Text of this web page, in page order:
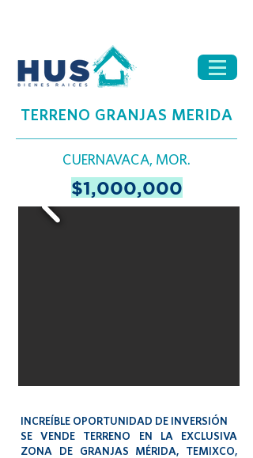
TERRENO GRANJAS MERIDA
CUERNAVACA, MOR.
$1,000,000
INCREÍBLE OPORTUNIDAD DE INVERSIÓN
SE VENDE TERRENO EN LA EXCLUSIVA
ZONA DE GRANJAS MÉRIDA, TEMIXCO,